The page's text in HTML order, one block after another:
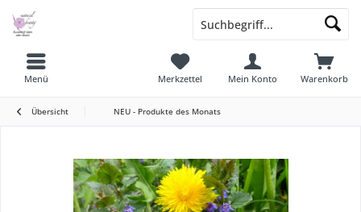
Menü Warenkorb
Merkzettel Mein Konto
Übersicht NEU - Produkte des Monats